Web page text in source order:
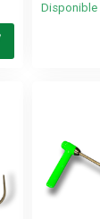
Disponible